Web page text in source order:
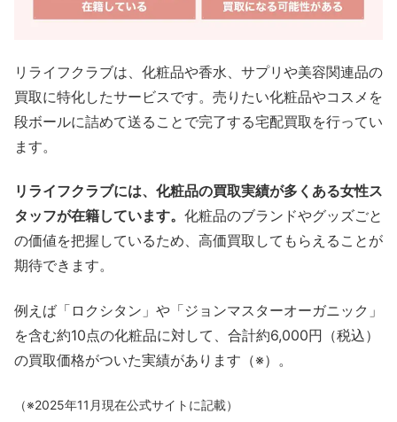
リライフクラブは、化粧品や香水、サプリや美容関連品の
買取に特化したサービスです。売りたい化粧品やコスメを
段ボールに詰めて送ることで完了する宅配買取を行ってい
ます。
リライフクラブには、化粧品の買取実績が多くある女性ス
タッフが在籍しています。 化粧品のブランドやグッズごと
の価値を把握しているため、高価買取してもらえることが
期待できます。
例えば「ロクシタン」や「ジョンマスターオーガニック」
を含む約10点の化粧品に対して、合計約6,000円（税込）
の買取価格がついた実績があります（※）。
（※2025年11月現在公式サイトに記載）